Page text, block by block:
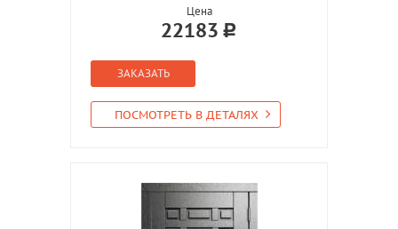
Цена
22183
ЗАКАЗАТЬ
ПОСМОТРЕТЬ В ДЕТАЛЯХ